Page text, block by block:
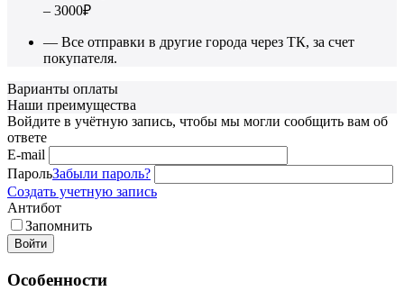
– 3000₽
— Все отправки в другие города через ТК, за счет
покупателя.
Варианты оплаты
Наши преимущества
Войдите в учётную запись, чтобы мы могли сообщить вам об
ответе
E-mail
ПарольЗабыли пароль?
Создать учетную запись
Антибот
Запомнить
Войти
Особенности